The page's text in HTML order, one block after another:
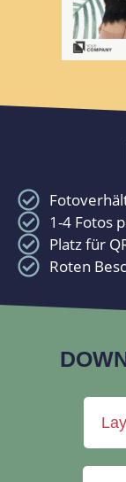
1-4 Fotos
Platz für
Roten